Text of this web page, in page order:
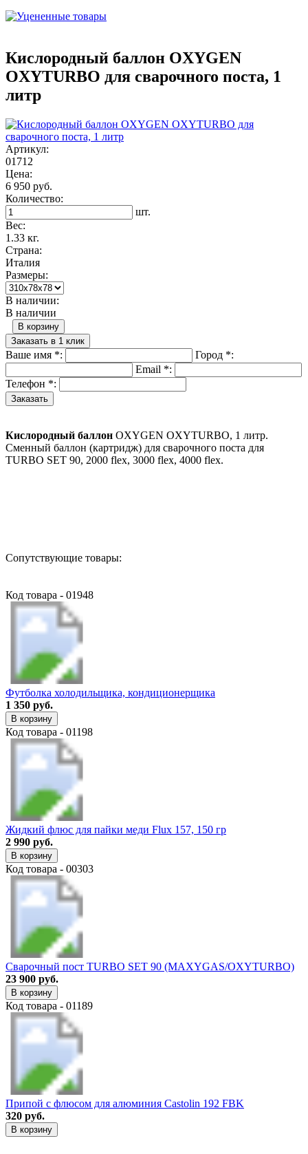
Кислородный баллон OXYGEN
OXYTURBO для сварочного поста, 1
литр
Артикул:
01712
Цена:
6 950 руб.
Количество:
шт.
Вес:
1.33 кг.
Страна:
Италия
Размеры:
В наличии:
В наличии
В корзину
Заказать в 1 клик
Ваше имя *: Город *:
Email *:
Телефон *:
Кислородный баллон OXYGEN OXYTURBO, 1 литр.
Сменный баллон (картридж) для сварочного поста для
TURBO SET 90, 2000 flex, 3000 flex, 4000 flex.
Сопутствующие товары:
Код товара - 01948
Футболка холодильщика, кондиционерщика
1 350 руб.
В корзину
Код товара - 01198
Жидкий флюс для пайки меди Flux 157, 150 гр
2 990 руб.
В корзину
Код товара - 00303
Сварочный пост TURBO SET 90 (MAXYGAS/OXYTURBO)
23 900 руб.
В корзину
Код товара - 01189
Припой с флюсом для алюминия Castolin 192 FBK
320 руб.
В корзину